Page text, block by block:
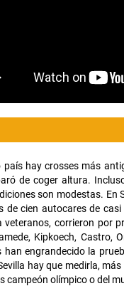
país hay crosses más
de coger altura.
son modestas. En
de cien autocares de
veteranos, corrieron por
Kipkoech, Castro,
han engrandecido la
hay que medirla,
campeón olímpico o del